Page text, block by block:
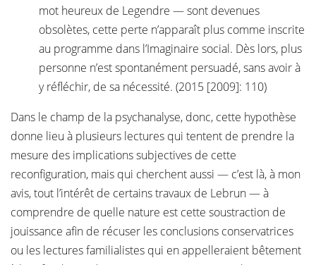
mot heureux de Legendre — sont devenues
obsolètes, cette perte n’apparaît plus comme inscrite
au programme dans l’Imaginaire social. Dès lors, plus
personne n’est spontanément persuadé, sans avoir à
y réfléchir, de sa nécessité. (2015 [2009]: 110)
Dans le champ de la psychanalyse, donc, cette hypothèse
donne lieu à plusieurs lectures qui tentent de prendre la
mesure des implications subjectives de cette
reconfiguration, mais qui cherchent aussi — c’est là, à mon
avis, tout l’intérêt de certains travaux de Lebrun — à
comprendre de quelle nature est cette soustraction de
jouissance afin de récuser les conclusions conservatrices
ou les lectures familialistes qui en appelleraient bêtement